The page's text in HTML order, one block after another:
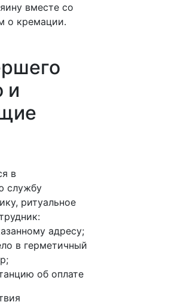
вместе со
о кремации.
и
в
службу
ритуальное
адресу;
в герметичный
об оплате